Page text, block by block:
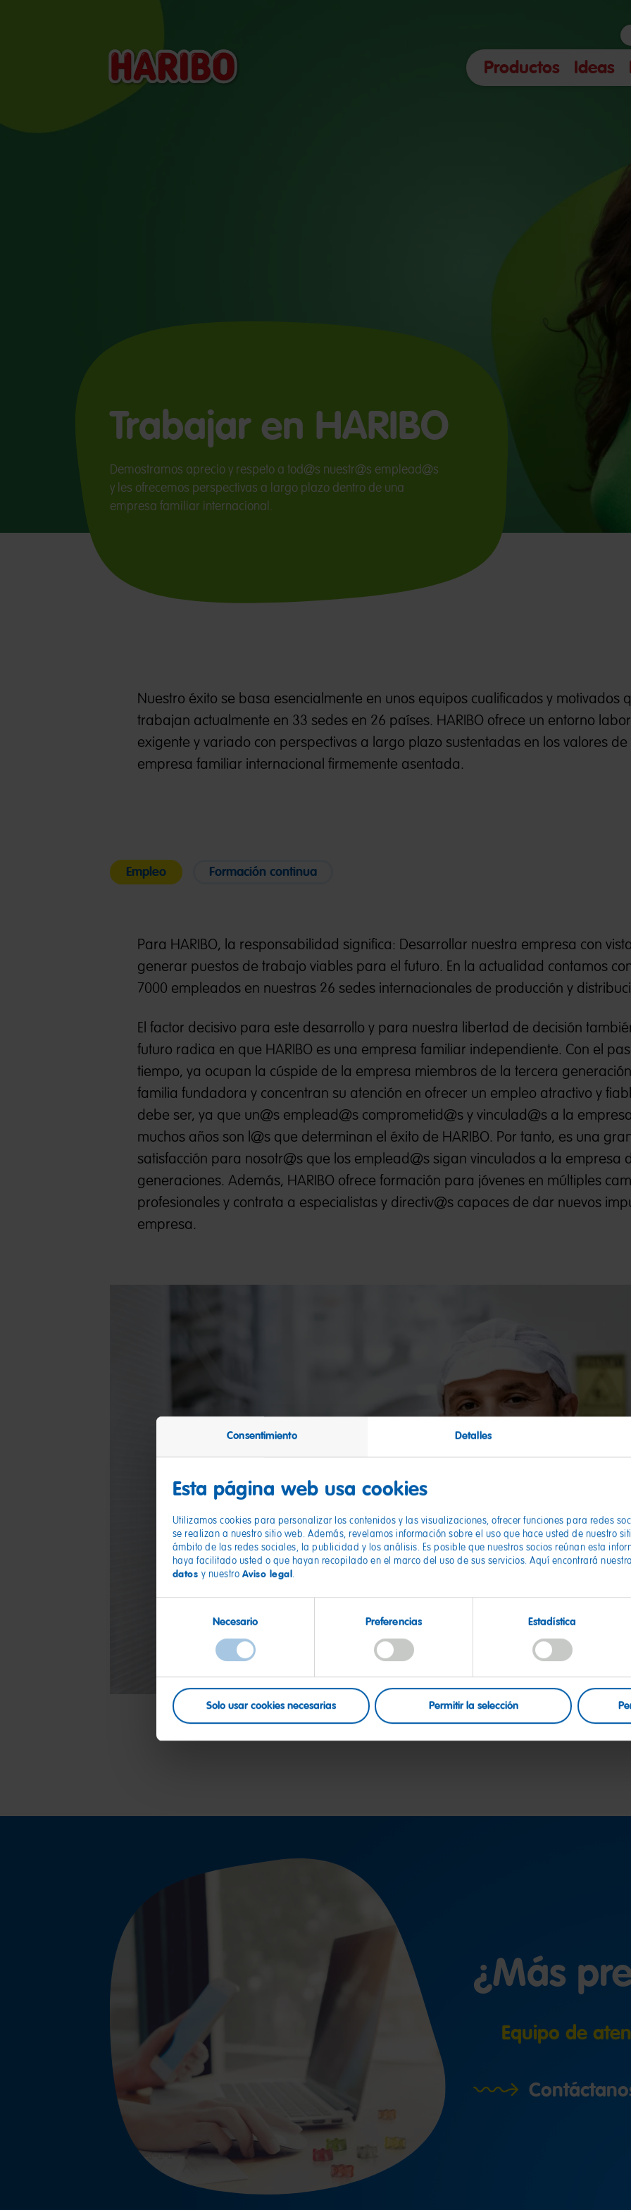
Consentimiento Detalles
Esta página web usa cookies
Utilizamos cookies para personalizar los contenidos y las visualizaciones, ofrecer funciones para redes
se realizan a nuestro sitio web. Además, revelamos información sobre el uso que hace usted de nuestro
ámbito de las redes sociales, la publicidad y los análisis. Es posible que nuestros socios reúnan esta
haya facilitado usted o que hayan recopilado en el marco del uso de sus servicios. Aquí encontrará nuestra
datos y nuestro Aviso legal.
consentimiento
Necesario Preferencias Estadística
Solo usar cookies necesarias Permitir la selección
Productos Ideas
Trabajar en HARIBO
Demostramos aprecio y respeto a tod@s nuestr@s emplead@s​
y les ofrecemos perspectivas a largo plazo dentro de una
empresa familiar internacional.
Nuestro éxito se basa esencialmente en unos equipos cualificados y motivados
trabajan actualmente en 33 sedes en 26 países. HARIBO ofrece un entorno
exigente y variado con perspectivas a largo plazo sustentadas en los valores de
empresa​ familiar internacional firmemente asentada.
Empleo Formación continua
Para HARIBO, la responsabilidad significa: Desarrollar nuestra empresa con
generar puestos de trabajo viables para el futuro. En la actualidad contamos
7000 empleados en nuestras 26 sedes internacionales de producción y
El factor decisivo para este desarrollo y para nuestra libertad de decisión
futuro radica en que HARIBO es una empresa familiar independiente. Con el
tiempo, ya ocupan la cúspide de la empresa miembros de la tercera
familia fundadora y concentran su atención en ofrecer un empleo atractivo y
debe ser, ya que un@s emplead@s comprometid@s​ y vinculad@s​ a la
muchos años son l@s​ que determinan el éxito de HARIBO. Por tanto, es una
satisfacción para nosotr@s que los emplead@s sigan vinculados a la empresa
generaciones. Además, HARIBO ofrece formación para jóvenes en múltiples
profesionales y contrata a especialistas y directiv@s​ capaces de dar nuevos
empresa.
volver a los temas
¿Más
Equipo de